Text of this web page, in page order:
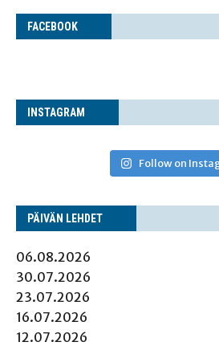
FACE­BOOK
INS­TA­GRAM
Follow on
PÄI­VÄN LEHDET
06.08.2026
30.07.2026
23.07.2026
16.07.2026
12.07.2026